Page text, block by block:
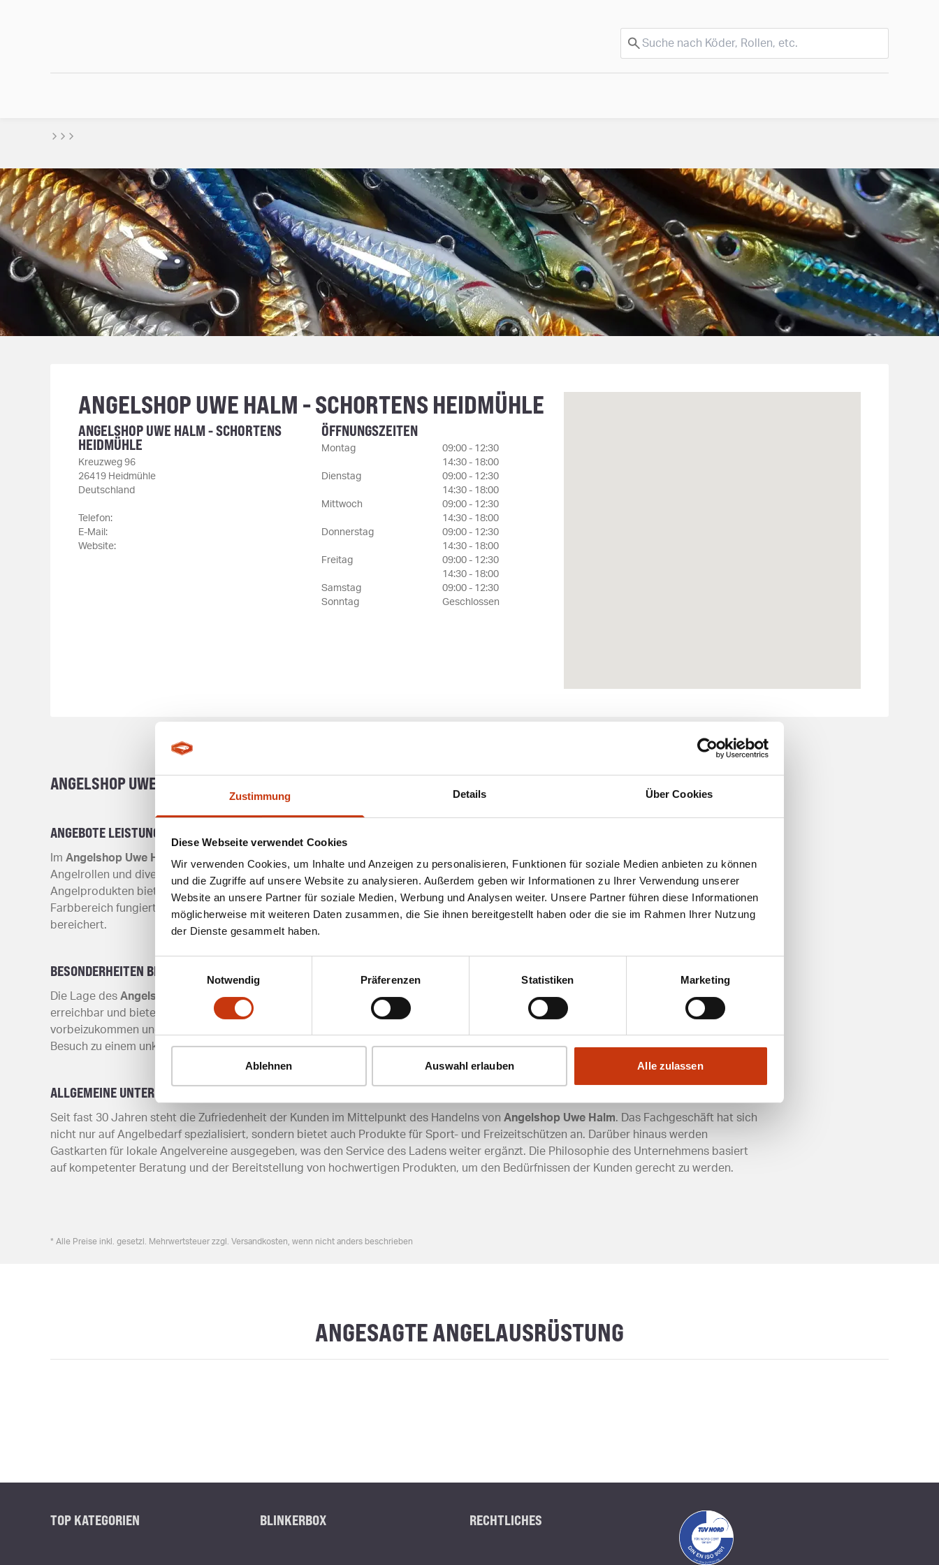
Zustimmung Details Über Cookies
Diese Webseite verwendet Cookies
Wir verwenden Cookies, um Inhalte und Anzeigen zu personalisieren, Funktionen für soziale Medien anbieten zu können
und die Zugriffe auf unsere Website zu analysieren. Außerdem geben wir Informationen zu Ihrer Verwendung unserer
Website an unsere Partner für soziale Medien, Werbung und Analysen weiter. Unsere Partner führen diese Informationen
möglicherweise mit weiteren Daten zusammen, die Sie ihnen bereitgestellt haben oder die sie im Rahmen Ihrer Nutzung
der Dienste gesammelt haben.
Einwilligungsauswahl
Notwendig
Präferenzen Statistiken Marketing
Ablehnen Auswahl erlauben Alle zulassen
ANGELSHOP UWE HALM - SCHORTENS HEIDMÜHLE
ANGELSHOP UWE HALM - SCHORTENS
HEIDMÜHLE
Kreuzweg 96
26419 Heidmühle
Deutschland
Telefon:
E-Mail:
Website:
ÖFFNUNGSZEITEN
Montag
09:00 - 12:30
14:30 - 18:00
Dienstag
09:00 - 12:30
14:30 - 18:00
Mittwoch
09:00 - 12:30
14:30 - 18:00
Donnerstag
09:00 - 12:30
14:30 - 18:00
Freitag
09:00 - 12:30
14:30 - 18:00
Samstag
09:00 - 12:30
Sonntag
Geschlossen
ANGELSHOP UWE HALM - FACHGESCHÄFT FÜR ANGELBEDARF UND FREIZEITARTIKEL
ANGEBOTE LEISTUNGEN
Im Angelshop Uwe Halm finden Angler eine umfangreiche Auswahl an Produkten für ihr Hobby. Das Sortiment umfasst Angelruten,
Angelrollen und diverses Angelzubehör, das sowohl für Einsteiger als auch für erfahrene Angler geeignet ist. Neben den klassischen
Angelprodukten bietet der Fachhändler auch eine Vielzahl an Farben und Lacken an, wobei die Firma Brillux als Hauptvertragshändler im
Farbbereich fungiert. Kunden können sich zudem ihren Wunschfarbton individuell mischen lassen, was den Service des Ladens zusätzlich
bereichert.
BESONDERHEITEN BEI DER LAGE
Die Lage des Angelshop Uwe Halmin Schortens Heidmühle ist vorteilhaft für Angler und Freizeitenthusiasten. Der Fachhändler ist gut
erreichbar und bietet eine angenehme Umgebung für den Einkauf von Angelbedarf. Die zentrale Lage ermöglicht es Kunden, bequem
vorbeizukommen und sich vor Ort beraten zu lassen. Die Erreichbarkeit des Ladens trägt zur Kundenzufriedenheit bei und macht den
Besuch zu einem unkomplizierten Erlebnis.
ALLGEMEINE UNTERNEHMENSINFORMATIONEN
Seit fast 30 Jahren steht die Zufriedenheit der Kunden im Mittelpunkt des Handelns von Angelshop Uwe Halm. Das Fachgeschäft hat sich
nicht nur auf Angelbedarf spezialisiert, sondern bietet auch Produkte für Sport- und Freizeitschützen an. Darüber hinaus werden
Gastkarten für lokale Angelvereine ausgegeben, was den Service des Ladens weiter ergänzt. Die Philosophie des Unternehmens basiert
auf kompetenter Beratung und der Bereitstellung von hochwertigen Produkten, um den Bedürfnissen der Kunden gerecht zu werden.
* Alle Preise inkl. gesetzl. Mehrwertsteuer zzgl. Versandkosten, wenn nicht anders beschrieben
ANGESAGTE ANGELAUSRÜSTUNG
TOP KATEGORIEN BLINKERBOX RECHTLICHES